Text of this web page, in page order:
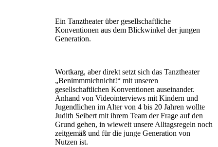
Ein Tanztheater über gesellschaftliche
Konventionen aus dem Blickwinkel der jungen
Generation.
Wortkarg, aber direkt setzt sich das Tanztheater
„Benimmmichnicht!“ mit unseren
gesellschaftlichen Konventionen auseinander.
Anhand von Videointerviews mit Kindern und
Jugendlichen im Alter von 4 bis 20 Jahren wollte
Judith Seibert mit ihrem Team der Frage auf den
Grund gehen, in wieweit unsere Alltagsregeln noch
zeitgemäß und für die junge Generation von
Nutzen ist.